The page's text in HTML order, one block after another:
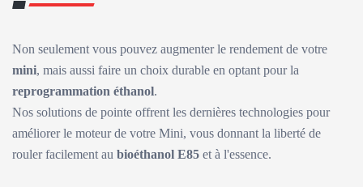
Non seulement vous pouvez augmenter le rendement de votre
mini, mais aussi faire un choix durable en optant pour la
reprogrammation éthanol.
Nos solutions de pointe offrent les dernières technologies pour
améliorer le moteur de votre Mini, vous donnant la liberté de
rouler facilement au bioéthanol E85 et à l'essence.